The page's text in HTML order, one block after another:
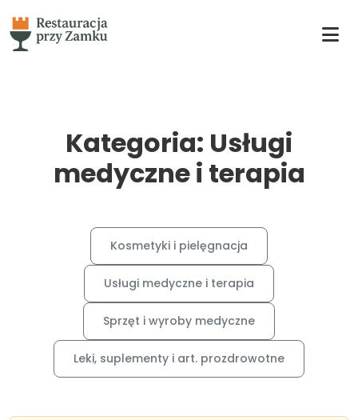
Kategoria: Usługi
medyczne i terapia
Kosmetyki i pielęgnacja
Usługi medyczne i terapia
Sprzęt i wyroby medyczne
Leki, suplementy i art. prozdrowotne